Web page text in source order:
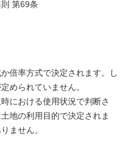
第69条
倍率方式で決定されます。し
められていません。
における使用状況で判断さ
地の利用目的で決定されま
ません。